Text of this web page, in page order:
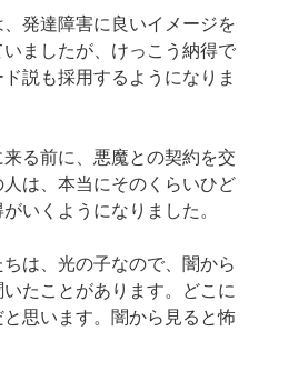
発達障害に良いイメージを
ましたが、けっこう納得で
説も採用するようになりま
る前に、悪魔との契約を交
は、本当にそのくらいひど
いくようになりました。
は、光の子なので、闇から
たことがあります。どこに
思います。闇から見ると怖